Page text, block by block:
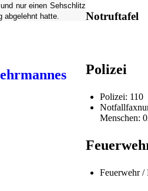
nur einen Sehschlitz
hatte.
Notruftafel
Polizei
Polizei: 110
Menschen:
Feuerwehr /